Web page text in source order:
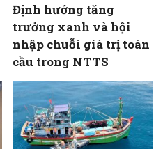
Định hướng tăng
trưởng xanh và hội
nhập chuỗi giá trị toàn
cầu trong NTTS